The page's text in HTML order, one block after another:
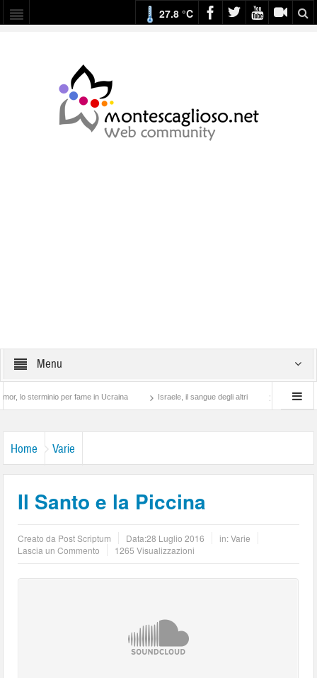
27.8 °C
Menu
per fame in Ucraina Israele, il sangue degli altri Lotta di classe…
Home Varie
Il Santo e la Piccina
Creato da Post Scriptum Data:28 Luglio 2016 in:Varie
Lascia un Commento
1265 Visualizzazioni